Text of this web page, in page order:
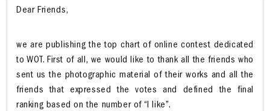
Dear Friends,
we are publishing the top chart of online contest dedicated
to WOT. First of all, we would like to thank all the friends who
sent us the photographic material of their works and all the
friends that expressed the votes and defined the final
ranking based on the number of “I like”.